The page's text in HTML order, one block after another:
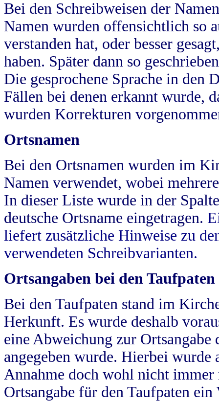
Bei den Schreibweisen der
Namen wurden offensichtlich so
verstanden hat, oder besser
haben. Später dann so
Die gesprochene Sprache in
Fällen bei denen erkannt wurde,
wurden Korrekturen
Ortsnamen
Bei den Ortsnamen wurden im
Namen verwendet, wobei
In dieser Liste wurde in der
deutsche Ortsname eingetragen.
liefert zusätzliche Hinweise zu
verwendeten Schreibvarianten.
Ortsangaben bei den Taufpaten
Bei den Taufpaten stand im
Herkunft. Es wurde deshalb
eine Abweichung zur
angegeben wurde. Hierbei wurde
Annahme doch wohl nicht
Ortsangabe für den Taufpaten